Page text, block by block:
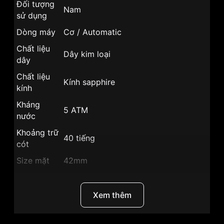
Đối tượng
sử dụng
Nam
Dòng máy
Cơ / Automatic
Chất liệu
dây
Dây kim loại
Chất liệu
kính
Kính sapphire
Kháng
nước
5 ATM
Khoảng trữ
cót
40 tiếng
Size mặt
42mm
Vỏ Thép không gỉ 316L
Xem thêm